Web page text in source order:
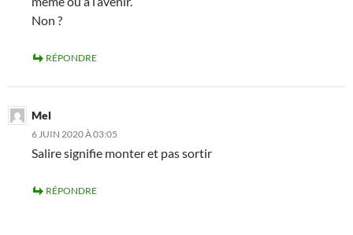
Non ?
RÉPONDRE
Mel
6 JUIN 2020 À 03:05
Salire signifie monter et pas sortir
RÉPONDRE